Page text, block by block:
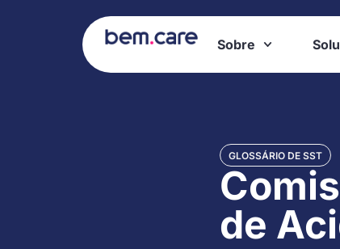
Sobre
GLOSSÁRIO DE SST
de